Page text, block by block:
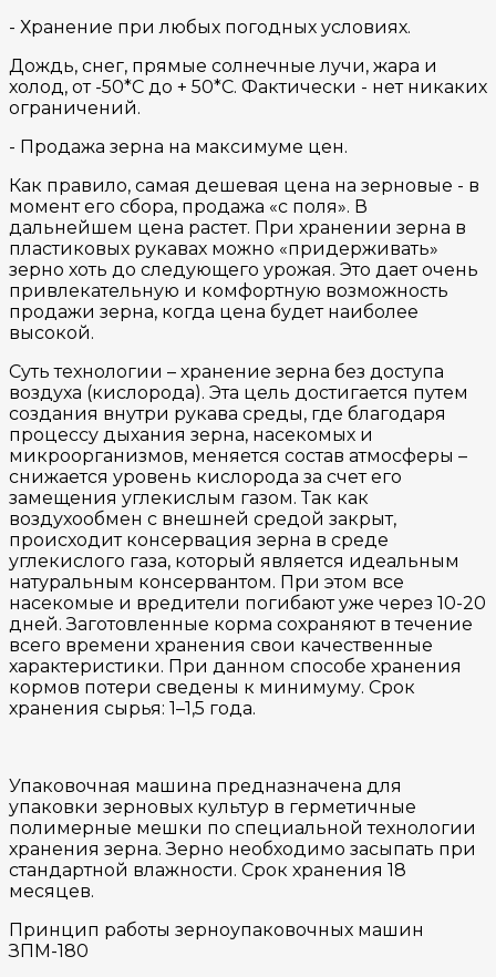
- Хранение при любых погодных условиях.
Дождь, снег, прямые солнечные лучи, жара и
холод, от -50*С до + 50*С. Фактически - нет никаких
ограничений.
- Продажа зерна на максимуме цен.
Как правило, самая дешевая цена на зерновые - в
момент его сбора, продажа «с поля». В
дальнейшем цена растет. При хранении зерна в
пластиковых рукавах можно «придерживать»
зерно хоть до следующего урожая. Это дает очень
привлекательную и комфортную возможность
продажи зерна, когда цена будет наиболее
высокой.
Суть технологии – хранение зерна без доступа
воздуха (кислорода). Эта цель достигается путем
создания внутри рукава среды, где благодаря
процессу дыхания зерна, насекомых и
микроорганизмов, меняется состав атмосферы –
снижается уровень кислорода за счет его
замещения углекислым газом. Так как
воздухообмен с внешней средой закрыт,
происходит консервация зерна в среде
углекислого газа, который является идеальным
натуральным консервантом. При этом все
насекомые и вредители погибают уже через 10-20
дней. Заготовленные корма сохраняют в течение
всего времени хранения свои качественные
характеристики. При данном способе хранения
кормов потери сведены к минимуму. Срок
хранения сырья: 1–1,5 года.
Упаковочная машина предназначена для
упаковки зерновых культур в герметичные
полимерные мешки по специальной технологии
хранения зерна. Зерно необходимо засыпать при
стандартной влажности. Срок хранения 18
месяцев.
Принцип работы зерноупаковочных машин
ЗПМ-180